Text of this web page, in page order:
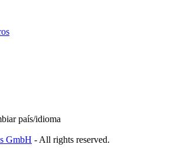
país/idioma
GmbH - All rights reserved.